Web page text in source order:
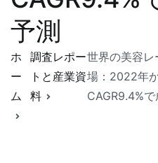
予測
ホ
ー
ム
調査レポー
トと産業資
料
世界の美容
場：2022年
CAGR9.4%